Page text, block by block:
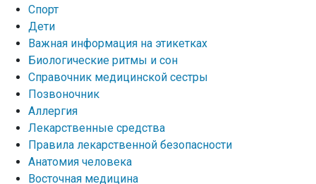
Спорт
Дети
Важная информация на этикетках
Биологические ритмы и сон
Справочник медицинской сестры
Позвоночник
Аллергия
Лекарственные средства
Правила лекарственной безопасности
Aнатомия человека
Восточная медицина